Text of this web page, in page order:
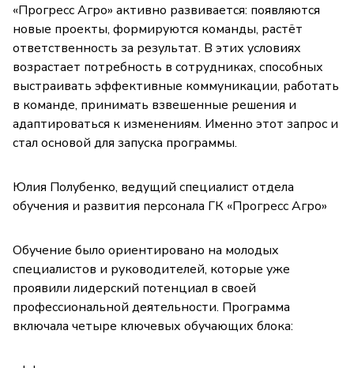
«Прогресс Агро» активно развивается: появляются
новые проекты, формируются команды, растёт
ответственность за результат. В этих условиях
возрастает потребность в сотрудниках, способных
выстраивать эффективные коммуникации, работать
в команде, принимать взвешенные решения и
адаптироваться к изменениям. Именно этот запрос и
стал основой для запуска программы.
Юлия Полубенко, ведущий специалист отдела
обучения и развития персонала ГК «Прогресс Агро»
Обучение было ориентировано на молодых
специалистов и руководителей, которые уже
проявили лидерский потенциал в своей
профессиональной деятельности. Программа
включала четыре ключевых обучающих блока: